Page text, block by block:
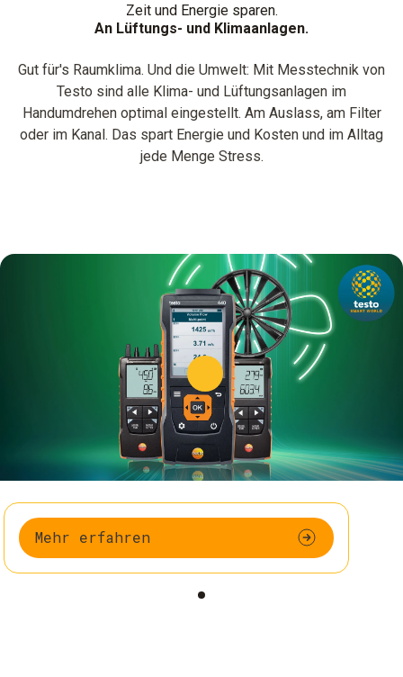
Zeit und Energie sparen.
An Lüftungs- und Klimaanlagen.
Gut für's Raumklima. Und die Umwelt: Mit Messtechnik von
Testo sind alle Klima- und Lüftungsanlagen im
Handumdrehen optimal eingestellt. Am Auslass, am Filter
oder im Kanal. Das spart Energie und Kosten und im Alltag
jede Menge Stress.
Mehr erfahren